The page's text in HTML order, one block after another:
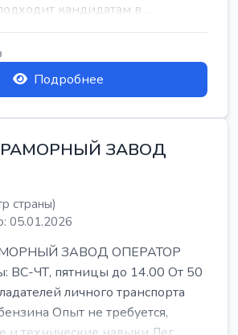
кандидатам в ...
Подробнее
ЗАВОД
страны)
05.01.2026
ЗАВОД ОПЕРАТОР
ВС-ЧТ, пятницы до 14.00 От 50
личного транспорта
Опыт не требуется,